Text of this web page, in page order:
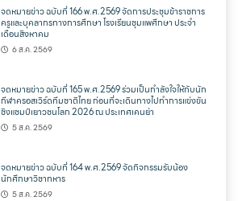
จดหมายข่าว ฉบับที่ 166 พ.ศ.2569 จัดการประชุมข้าราชการ
ครูและบุคลากรทางการศึกษา โรงเรียนชุมแพศึกษา ประจำ
เดือนสิงหาคม
6 ส.ค. 2569
จดหมายข่าว ฉบับที่ 165 พ.ศ.2569 ร่วมเป็นกำลังใจให้กับนัก
กีฬาครอสเวิร์ดทีมชาติไทย ก่อนที่จะเดินทางไปทำการแข่งขัน
ชิงแชมป์เยาวชนโลก 2026 ณ ประเทศเคนย่า
5 ส.ค. 2569
จดหมายข่าว ฉบับที่ 164 พ.ศ.2569 จัดกิจกรรมรับน้อง
นักศึกษาวิชาทหาร
5 ส.ค. 2569